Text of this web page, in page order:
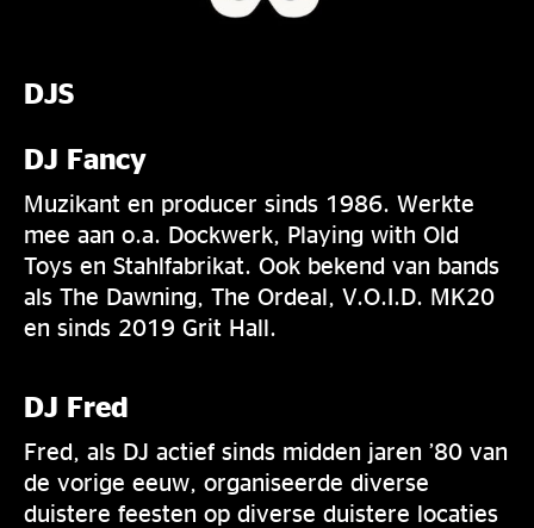
DJS
DJ Fancy
Muzikant en producer sinds 1986. Werkte
mee aan o.a. Dockwerk, Playing with Old
Toys en Stahlfabrikat. Ook bekend van bands
als The Dawning, The Ordeal, V.O.I.D. MK20
en sinds 2019 Grit Hall.
DJ Fred
Fred, als DJ actief sinds midden jaren ’80 van
de vorige eeuw, organiseerde diverse
duistere feesten op diverse duistere locaties